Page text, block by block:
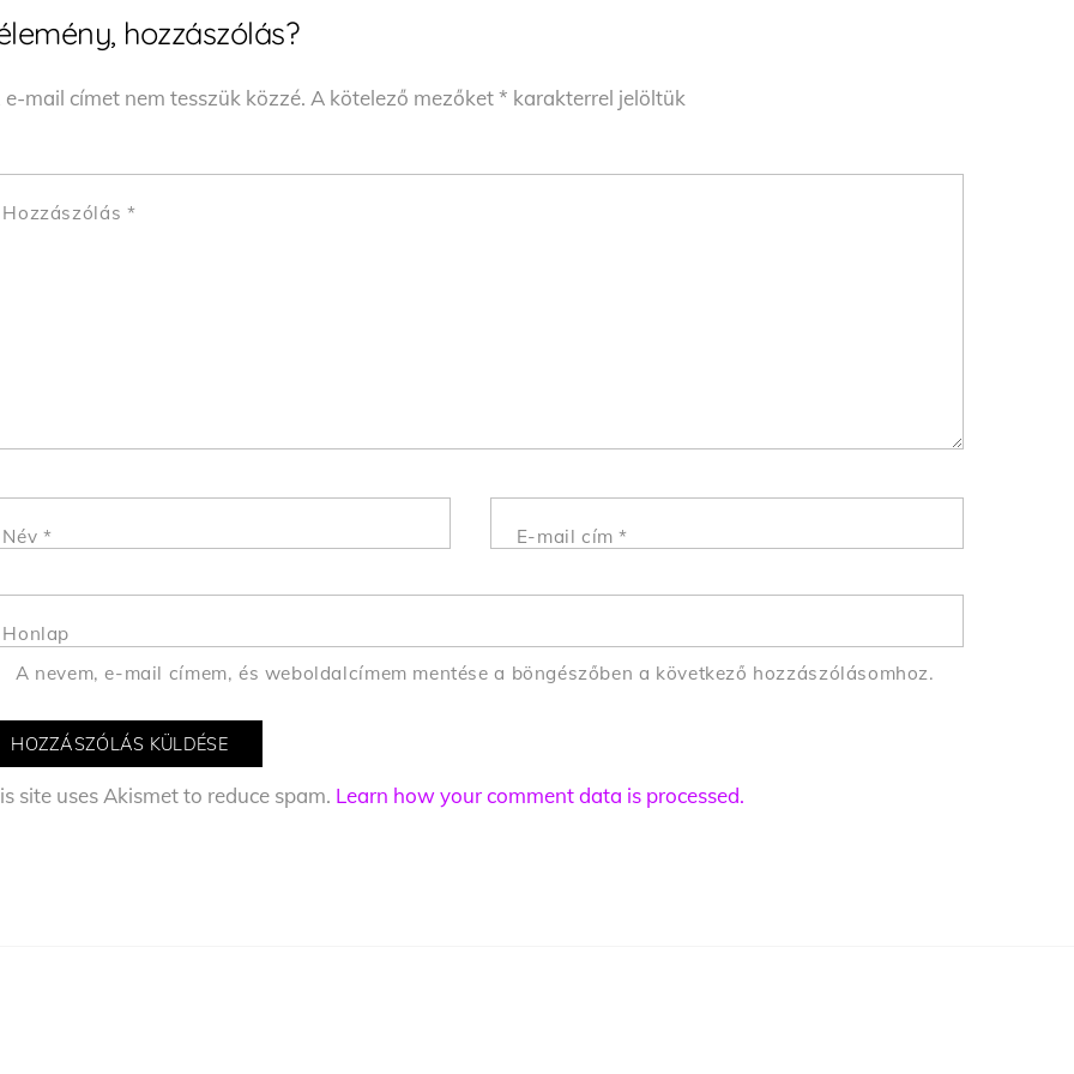
hozzászólás?
e-mail címet nem tesszük közzé. A kötelező mezőket* karakterrel jelöltük
Hozzászólás *
Név * E-mail cím*
Honlap
A nevem, e-mail címem, és weboldalcímem mentése a böngészőben a következő hozzászólásomhoz.
site uses Akismet to reduce spam. Learn how your comment data is processed.